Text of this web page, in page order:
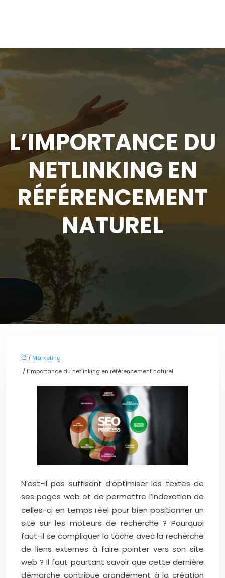
L’IMPORTANCE DU
NETLINKING EN
RÉFÉRENCEMENT
NATUREL
/ Marketing
/ l’importance du netlinking en référencement naturel
N’est-il pas suffisant d’optimiser les textes de
ses pages web et de permettre l’indexation de
celles-ci en temps réel pour bien positionner un
site sur les moteurs de recherche ? Pourquoi
faut-il se compliquer la tâche avec la recherche
de liens externes à faire pointer vers son site
web ? Il faut pourtant savoir que cette dernière
démarche contribue grandement à la création